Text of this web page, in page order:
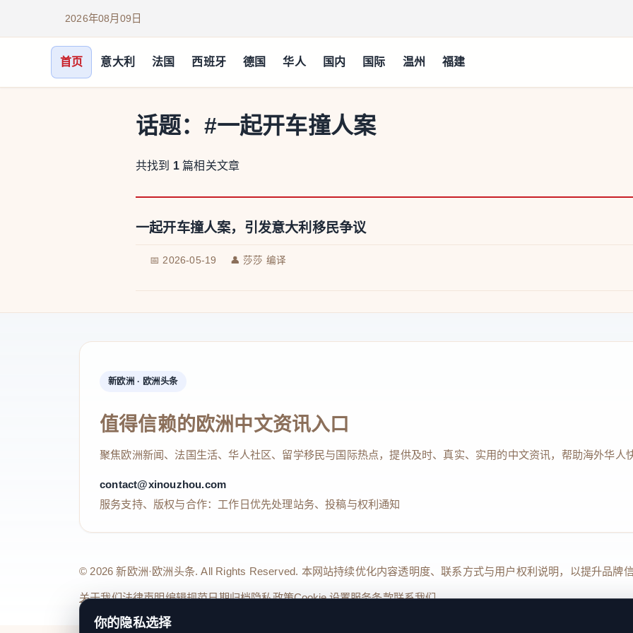
2026年08月09日
首页 意大利 法国 西班牙 德国 华人 国内 国际 温州 福建
话题： #一起开车撞人案
共找到 1 篇相关文章
一起开车撞人案，引发意大利移民争议
📅 2026-05-19 👤 莎莎 编译
新欧洲 · 欧洲头条
值得信赖的欧洲中文资讯入口
聚焦欧洲新闻、法国生活、华人社区、留学移民与国际热点，提供及时、真实、实用的中文资讯，帮助海外华人
contact@xinouzhou.com
服务支持、版权与合作：工作日优先处理站务、投稿与权利通知
© 2026 新欧洲·欧洲头条. All Rights Reserved. 本网站持续优化内容透明度、联系方式与用户权利说明，以提升品牌
关于我们法律声明编辑规范日期归档隐私政策Cookie 设置服务条款联系我们
你的隐私选择